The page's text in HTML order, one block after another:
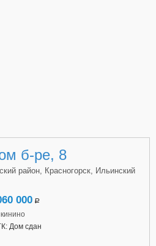
б-ре, 8
район, Красногорск, Ильинский
000 a
Дом сдан